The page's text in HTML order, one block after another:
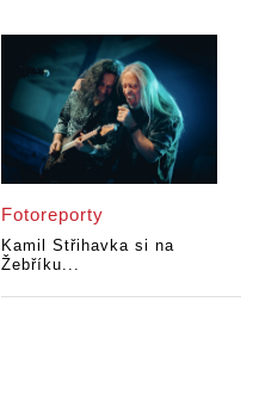
Fotoreporty
Kamil Střihavka si na
Žebříku...